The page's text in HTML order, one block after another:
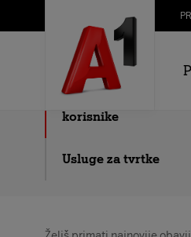
Skip to Main Content
Putno osiguranje za
poslovne korisnike
Staro za novo za A1
korisnike
Usluge za tvrtke